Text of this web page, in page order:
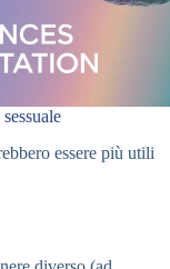
essere più utili